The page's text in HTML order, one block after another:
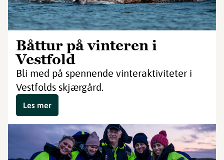
Båttur på vinteren i
Vestfold
Bli med på spennende vinteraktiviteter i
Vestfolds skjærgård.
Les mer